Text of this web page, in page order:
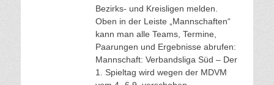
Bezirks- und Kreisligen melden.
Oben in der Leiste „Mannschaften“
kann man alle Teams, Termine,
Paarungen und Ergebnisse abrufen:
Mannschaft: Verbandsliga Süd – Der
1. Spieltag wird wegen der MDVM